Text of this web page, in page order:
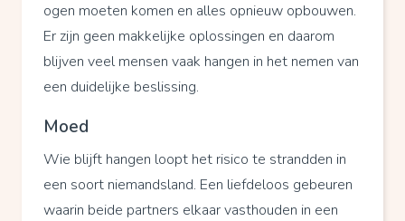
ogen moeten komen en alles opnieuw opbouwen.
Er zijn geen makkelijke oplossingen en daarom
blijven veel mensen vaak hangen in het nemen van
een duidelijke beslissing.
Moed
Wie blijft hangen loopt het risico te strandden in
een soort niemandsland. Een liefdeloos gebeuren
waarin beide partners elkaar vasthouden in een